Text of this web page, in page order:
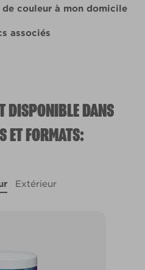
couleur à mon domicile
associés
DISPONIBLE DANS
ET FORMATS:
Extérieur